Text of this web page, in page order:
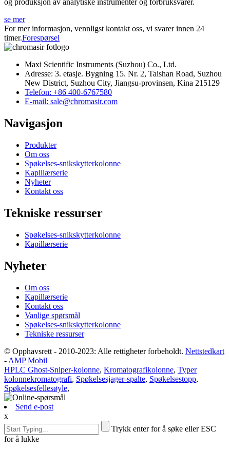
og produksjon av analytiske instrumenter og forbruksvarer.
se mer
For mer informasjon, vennligst kontakt oss, vi svarer innen 24
timer.Forespørsel
Maxi Scientific Instruments (Suzhou) Co., Ltd.
Adresse: 3. etasje. Bygning 15. Nr. 2, Taishan Road, Suzhou
New District, Suzhou City, Jiangsu-provinsen, Kina 215129
Telefon: +86 400-6767580
E-mail: sale@chromasir.com
Navigasjon
Produkter
Om oss
Spøkelses-snikskytterkolonne
Kapillærserie
Nyheter
Kontakt oss
Tekniske ressurser
Spøkelses-snikskytterkolonne
Kapillærserie
Nyheter
Om oss
Kapillærserie
Kontakt oss
Vanlige spørsmål
Spøkelses-snikskytterkolonne
Tekniske ressurser
© Opphavsrett - 2010-2023: Alle rettigheter forbeholdt. Nettstedkart
- AMP Mobil
HPLC Ghost-Sniper-kolonne, Kromatografikolonne, Typer
kolonnekromatografi, Spøkelsesjager-spalte, Spøkelsestopp,
Spøkelsesfellesøyle,
Send e-post
x
Trykk enter for å søke eller ESC
for å lukke